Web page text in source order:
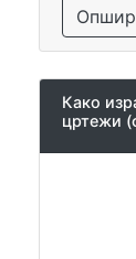
Како
цртежи